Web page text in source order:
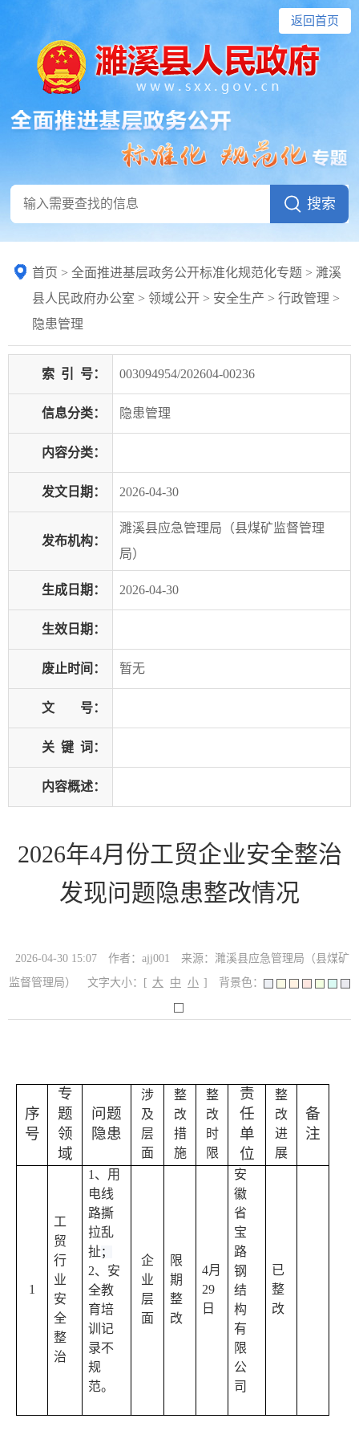
返回首页
首页 > 全面推进基层政务公开标准化规范化专题 > 濉溪
县人民政府办公室 > 领域公开 > 安全生产 > 行政管理 >
隐患管理
索 引 号： 003094954/202604-00236
信息分类： 隐患管理
内容分类：
发文日期： 2026-04-30
发布机构：
濉溪县应急管理局（县煤矿监督管理
局）
生成日期： 2026-04-30
生效日期：
废止时间： 暂无
文 号：
关 键 词：
内容概述：
2026年4月份工贸企业安全整治
发现问题隐患整改情况
2026-04-30 15:07 作者：ajj001
来源：濉溪县应急管理局（县煤矿
监督管理局）
文字大小：[ 大 中 小 ] 背景色：
序
号
专
题
领
域
问题
隐患
涉
及
层
面
整
改
措
施
整
改
时
限
责
任
单
位
整
改
进
展
备
注
1
工
贸
行
业
安
全
整
治
1、 用
电线
路撕
拉乱
扯；
2、 安
全教
育培
训记
录不
规
范。
企
业
层
面
限
期
整
改
4月
29
日
安
徽
省
宝
路
钢
结
构
有
限
公
司
已
整
改